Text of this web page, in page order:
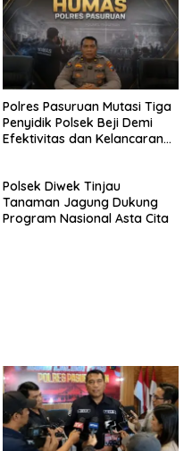
Polres Pasuruan Mutasi Tiga
Penyidik Polsek Beji Demi
Efektivitas dan Kelancaran
Polsek Diwek Tinjau
Tanaman Jagung Dukung
Program Nasional Asta Cita